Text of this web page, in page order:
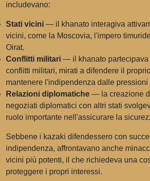
includevano:
Stati vicini — il khanato interagiva
vicini, come la Moscovia, l'impero
Oirat.
Conflitti militari — il khanato partecipava
conflitti militari, mirati a difendere il
mantenere l'indipendenza dalle pressioni
Relazioni diplomatiche — la creazione
negoziati diplomatici con altri stati
ruolo importante nell'assicurare la
Sebbene i kazaki difendessero con
indipendenza, affrontavano anche
vicini più potenti, il che richiedeva una
proteggere i propri interessi.